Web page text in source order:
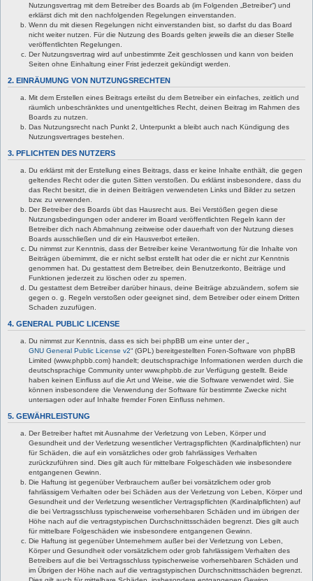
Nutzungsvertrag mit dem Betreiber des Boards ab (im Folgenden „Betreiber“) und
erklärst dich mit den nachfolgenden Regelungen einverstanden.
Wenn du mit diesen Regelungen nicht einverstanden bist, so darfst du das Board
nicht weiter nutzen. Für die Nutzung des Boards gelten jeweils die an dieser Stelle
veröffentlichten Regelungen.
Der Nutzungsvertrag wird auf unbestimmte Zeit geschlossen und kann von beiden
Seiten ohne Einhaltung einer Frist jederzeit gekündigt werden.
2. EINRÄUMUNG VON NUTZUNGSRECHTEN
Mit dem Erstellen eines Beitrags erteilst du dem Betreiber ein einfaches, zeitlich und
räumlich unbeschränktes und unentgeltliches Recht, deinen Beitrag im Rahmen des
Boards zu nutzen.
Das Nutzungsrecht nach Punkt 2, Unterpunkt a bleibt auch nach Kündigung des
Nutzungsvertrages bestehen.
3. PFLICHTEN DES NUTZERS
Du erklärst mit der Erstellung eines Beitrags, dass er keine Inhalte enthält, die gegen
geltendes Recht oder die guten Sitten verstoßen. Du erklärst insbesondere, dass du
das Recht besitzt, die in deinen Beiträgen verwendeten Links und Bilder zu setzen
bzw. zu verwenden.
Der Betreiber des Boards übt das Hausrecht aus. Bei Verstößen gegen diese
Nutzungsbedingungen oder anderer im Board veröffentlichten Regeln kann der
Betreiber dich nach Abmahnung zeitweise oder dauerhaft von der Nutzung dieses
Boards ausschließen und dir ein Hausverbot erteilen.
Du nimmst zur Kenntnis, dass der Betreiber keine Verantwortung für die Inhalte von
Beiträgen übernimmt, die er nicht selbst erstellt hat oder die er nicht zur Kenntnis
genommen hat. Du gestattest dem Betreiber, dein Benutzerkonto, Beiträge und
Funktionen jederzeit zu löschen oder zu sperren.
Du gestattest dem Betreiber darüber hinaus, deine Beiträge abzuändern, sofern sie
gegen o. g. Regeln verstoßen oder geeignet sind, dem Betreiber oder einem Dritten
Schaden zuzufügen.
4. GENERAL PUBLIC LICENSE
Du nimmst zur Kenntnis, dass es sich bei phpBB um eine unter der „
GNU General Public License v2“ (GPL) bereitgestellten Foren-Software von phpBB
Limited (www.phpbb.com) handelt; deutschsprachige Informationen werden durch die
deutschsprachige Community unter www.phpbb.de zur Verfügung gestellt. Beide
haben keinen Einfluss auf die Art und Weise, wie die Software verwendet wird. Sie
können insbesondere die Verwendung der Software für bestimmte Zwecke nicht
untersagen oder auf Inhalte fremder Foren Einfluss nehmen.
5. GEWÄHRLEISTUNG
Der Betreiber haftet mit Ausnahme der Verletzung von Leben, Körper und
Gesundheit und der Verletzung wesentlicher Vertragspflichten (Kardinalpflichten) nur
für Schäden, die auf ein vorsätzliches oder grob fahrlässiges Verhalten
zurückzuführen sind. Dies gilt auch für mittelbare Folgeschäden wie insbesondere
entgangenen Gewinn.
Die Haftung ist gegenüber Verbrauchern außer bei vorsätzlichem oder grob
fahrlässigem Verhalten oder bei Schäden aus der Verletzung von Leben, Körper und
Gesundheit und der Verletzung wesentlicher Vertragspflichten (Kardinalpflichten) auf
die bei Vertragsschluss typischerweise vorhersehbaren Schäden und im übrigen der
Höhe nach auf die vertragstypischen Durchschnittsschäden begrenzt. Dies gilt auch
für mittelbare Folgeschäden wie insbesondere entgangenen Gewinn.
Die Haftung ist gegenüber Unternehmern außer bei der Verletzung von Leben,
Körper und Gesundheit oder vorsätzlichem oder grob fahrlässigem Verhalten des
Betreibers auf die bei Vertragsschluss typischerweise vorhersehbaren Schäden und
im Übrigen der Höhe nach auf die vertragstypischen Durchschnittsschäden begrenzt.